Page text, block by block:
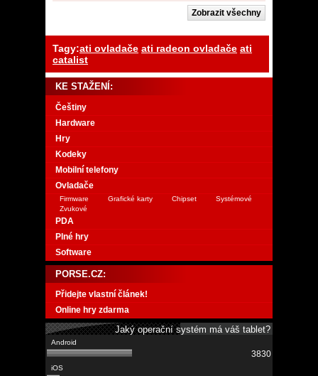
Tagy:ati ovladače ati radeon ovladače ati
catalist
KE STAŽENÍ:
Češtiny
Hardware
Hry
Kodeky
Mobilní telefony
Ovladače
Firmware Grafické karty Chipset
Systémové
Zvukové
PDA
Plné hry
Software
PORSE.CZ:
Přidejte vlastní článek!
Online hry zdarma
Jaký operační systém má váš tablet?
3830